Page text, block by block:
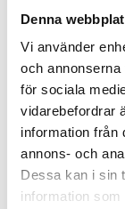
Denna
Vi använder
och
för sociala
vidarebefordrar
information från
annons- och
Dessa kan i sin
information
DOFTLJUS |
SABI/
Från:
Lägg
Vilken typ